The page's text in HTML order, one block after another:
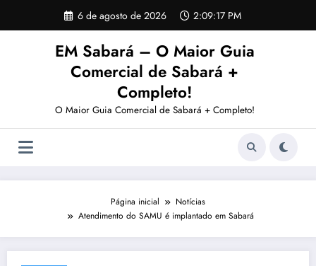
o
6 de agosto de 2026 2:09:18 PM
EM Sabará – O Maior Guia
Comercial de Sabará +
Completo!
O Maior Guia Comercial de Sabará + Completo!
Página inicial
Notícias
Atendimento do SAMU é implantado em Sabará